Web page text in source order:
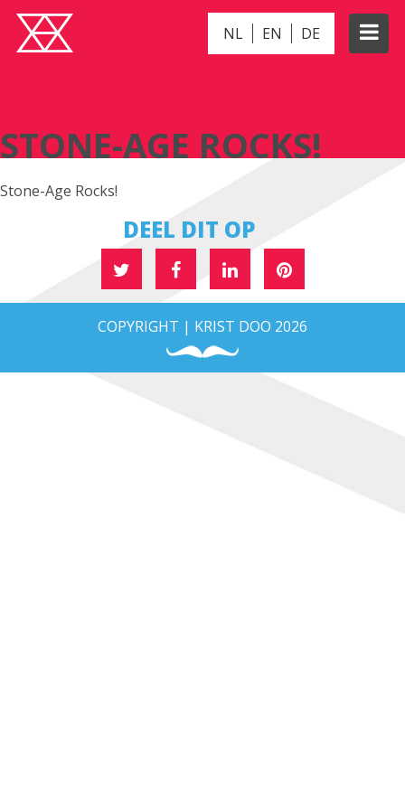
NL EN DE
STONE-AGE ROCKS!
Stone-Age Rocks!
DEEL DIT OP
COPYRIGHT | KRIST DOO 2026